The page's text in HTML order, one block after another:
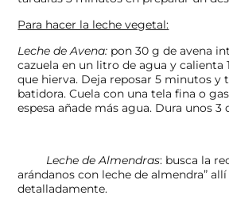
Para hacer la leche vegetal:
Leche de Avena: pon 30 g de avena
cazuela en un litro de agua y calienta
que hierva. Deja reposar 5 minutos y
batidora. Cuela con una tela fina o
espesa añade más agua. Dura unos 3
Leche de Almendras: busca la
arándanos con leche de almendra” allí
detalladamente.